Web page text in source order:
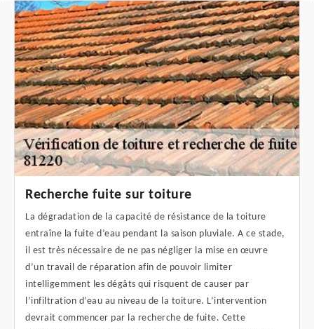
Recherche fuite sur toiture
La dégradation de la capacité de résistance de la toiture
entraîne la fuite d’eau pendant la saison pluviale. A ce stade,
il est très nécessaire de ne pas négliger la mise en œuvre
d’un travail de réparation afin de pouvoir limiter
intelligemment les dégâts qui risquent de causer par
l’infiltration d’eau au niveau de la toiture. L’intervention
devrait commencer par la recherche de fuite. Cette